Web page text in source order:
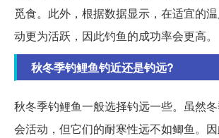
觅食。此外，根据数据显示，在适宜的
动更为活跃，因此钓鱼的成功率会更高。
秋冬季钓鲤鱼钓近还是钓远?
秋冬季钓鲤鱼一般选择钓远一些。虽然
会活动，但它们的耐寒性远不如鲫鱼。